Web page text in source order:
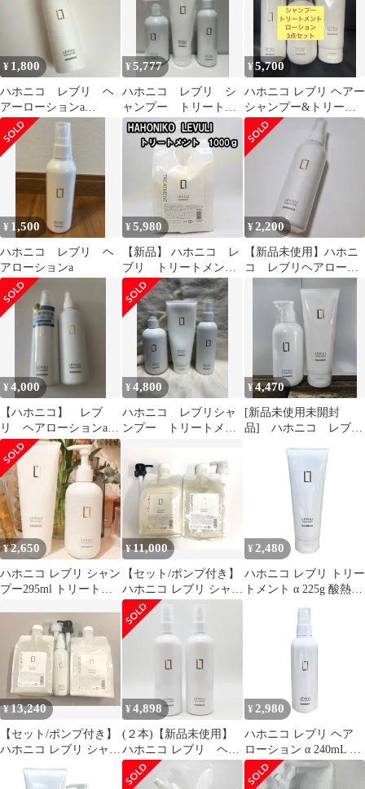
ト うねり パサつき 枝
毛 くせ毛 縮毛 つや髪
保湿 髪質改善 レブリン
酸 ダメージケア 補修
乾燥 広がる髪 熱 サロ
ン専売品
HAHONICO LEVULI 耐
熱 髪質改善 レブリン酸
ハリ コシ 弾力 しなや
か ホームケア ダメージ
サロン専売品
¥ 1,800
ハホニコ レブリ ヘ
アーローションa
HAHONICO LEVULI
¥5,777
ハホニコ レブリ シ
ャンプー トリートメ
ント ヘアローショ
ン 3点セット
¥5,700
ハホニコ レブリ ヘアー
シャンプー&トリート
メント&ローション 3点
セット
¥ 1,500
ハホニコ レブリ ヘ
アローションa
¥5,980
【新品】 ハホニコ レ
ブリ トリートメント
1000g
¥2,200
【新品未使用】ハホニ
コ レブリヘアローシ
¥4,000
【ハホニコ】 レブ
リ ヘアローションa
美容室専売ブランド 2
本セット
¥4,800
ハホニコ レブリシャ
ンプー トリートメン
¥4,470
[新品未使用未開封
品] ハホニコ レブ
＆ トリートメント
¥2,650
ハホニコ レブリ シャン
プー295ml トリートメ
¥11,000
【セット/ポンプ付き】
ハホニコ レブリ シャン
プー 1000ml＆トリート
メント 1000gセット
¥ 2,480
ハホニコ レブリ トリー
トメント α 225g 酸熱ト
せ毛 キューティクル ダ
メージ 補修 太い髪 硬
い髪 広がる髪 髪質改善
痩せ髪 縮毛矯正 サロン
¥13,240
【セット/ポンプ付き】
ハホニコ レブリ シャン
メント 1000g＆ローシ
¥4,898
(２本)【新品未使用】
ハホニコ レブリ ヘア
ーローション 240ml
¥ 2,980
ハホニコ レブリ ヘア
ローション α 240mL 酸
熱 うねり 美髪 パサつ
き キューティクル 枝毛